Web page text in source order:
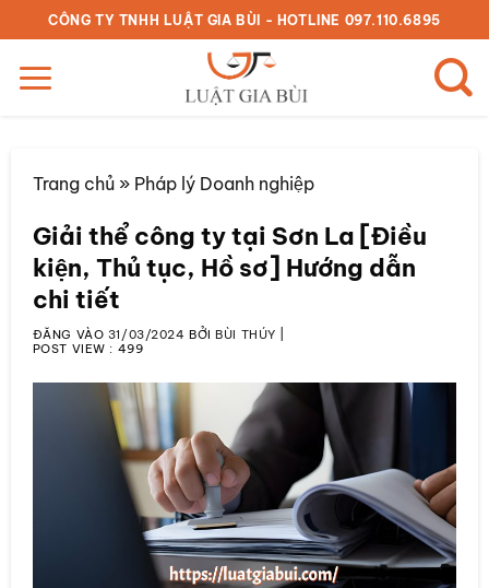
qua
nội
dung
CÔNG TY TNHH LUẬT GIA BÙI - HOTLINE 097.110.6895
Trang chủ» Pháp lý Doanh nghiệp
Giải thể công ty tại Sơn La [Điều
kiện, Thủ tục, Hồ sơ] Hướng dẫn
chi tiết
ĐĂNG VÀO 31/03/2024 BỞIBÙI THÚY
POST VIEW : 499